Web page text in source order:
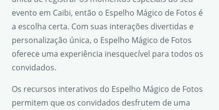
evento em Caibi, então o Espelho Mágico de Fotos é
a escolha certa. Com suas interações divertidas e
personalização única, o Espelho Mágico de Fotos
oferece uma experiência inesquecível para todos os
convidados.
Os recursos interativos do Espelho Mágico de Fotos
permitem que os convidados desfrutem de uma